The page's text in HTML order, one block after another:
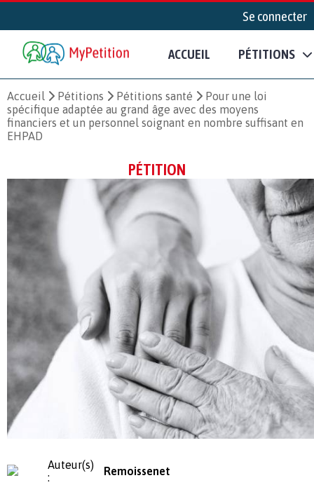
Se connecter
ACCUEIL PÉTITIONS
Accueil Pétitions Pétitions santé
Pour une loi
spécifique adaptée au grand âge avec des moyens
financiers et un personnel soignant en nombre suffisant en
EHPAD
PÉTITION
Auteur(s)
:
Remoissenet